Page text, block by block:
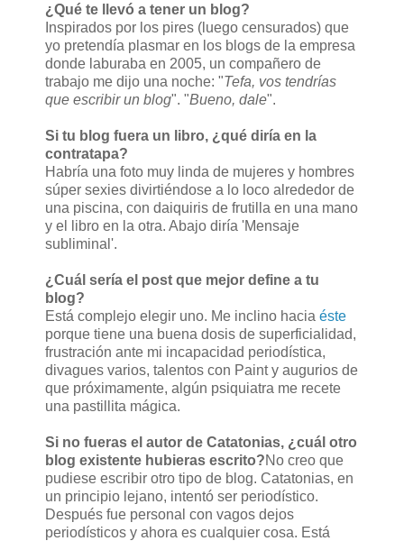
¿Qué te llevó a tener un blog?
Inspirados por los pires (luego censurados) que
yo pretendía plasmar en los blogs de la empresa
donde laburaba en 2005, un compañero de
trabajo me dijo una noche: "Tefa, vos tendrías
que escribir un blog". "Bueno, dale".
Si tu blog fuera un libro, ¿qué diría en la
contratapa?
Habría una foto muy linda de mujeres y hombres
súper sexies divirtiéndose a lo loco alrededor de
una piscina, con daiquiris de frutilla en una mano
y el libro en la otra. Abajo diría 'Mensaje
subliminal'.
¿Cuál sería el post que mejor define a tu
blog?
Está complejo elegir uno. Me inclino hacia éste
porque tiene una buena dosis de superficialidad,
frustración ante mi incapacidad periodística,
divagues varios, talentos con Paint y augurios de
que próximamente, algún psiquiatra me recete
una pastillita mágica.
Si no fueras el autor de Catatonias, ¿cuál otro
blog existente hubieras escrito?No creo que
pudiese escribir otro tipo de blog. Catatonias, en
un principio lejano, intentó ser periodístico.
Después fue personal con vagos dejos
periodísticos y ahora es cualquier cosa. Está